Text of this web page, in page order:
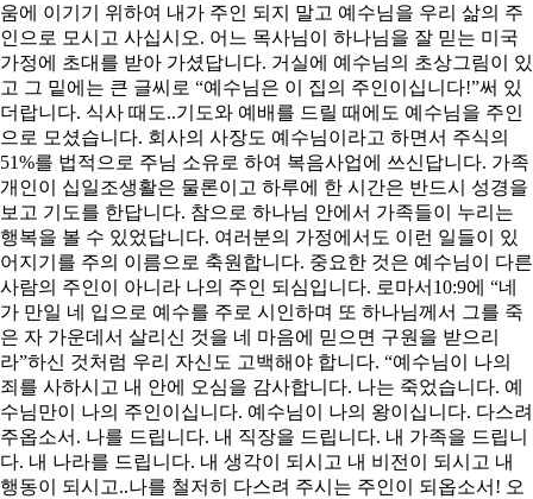
움에 이기기 위하여 내가 주인 되지 말고 예수님을 우리 삶의 주
인으로 모시고 사십시오. 어느 목사님이 하나님을 잘 믿는 미국
가정에 초대를 받아 가셨답니다. 거실에 예수님의 초상그림이 있
고 그 밑에는 큰 글씨로 “예수님은 이 집의 주인이십니다!”써 있
더랍니다. 식사 때도..기도와 예배를 드릴 때에도 예수님을 주인
으로 모셨습니다. 회사의 사장도 예수님이라고 하면서 주식의
51%를 법적으로 주님 소유로 하여 복음사업에 쓰신답니다. 가족
개인이 십일조생활은 물론이고 하루에 한 시간은 반드시 성경을
보고 기도를 한답니다. 참으로 하나님 안에서 가족들이 누리는
행복을 볼 수 있었답니다. 여러분의 가정에서도 이런 일들이 있
어지기를 주의 이름으로 축원합니다. 중요한 것은 예수님이 다른
사람의 주인이 아니라 나의 주인 되심입니다. 로마서10:9에 “네
가 만일 네 입으로 예수를 주로 시인하며 또 하나님께서 그를 죽
은 자 가운데서 살리신 것을 네 마음에 믿으면 구원을 받으리
라”하신 것처럼 우리 자신도 고백해야 합니다. “예수님이 나의
죄를 사하시고 내 안에 오심을 감사합니다. 나는 죽었습니다. 예
수님만이 나의 주인이십니다. 예수님이 나의 왕이십니다. 다스려
주옵소서. 나를 드립니다. 내 직장을 드립니다. 내 가족을 드립니
다. 내 나라를 드립니다. 내 생각이 되시고 내 비전이 되시고 내
행동이 되시고..나를 철저히 다스려 주시는 주인이 되옵소서! 오